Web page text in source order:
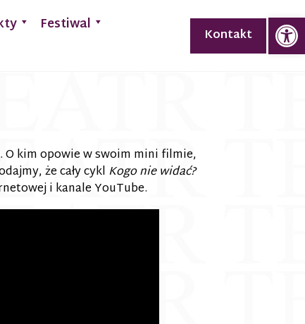
Festiwal
Kontakt
. O kim opowie w swoim mini filmie,
że cały cykl Kogo nie widać?
i kanale YouTube.